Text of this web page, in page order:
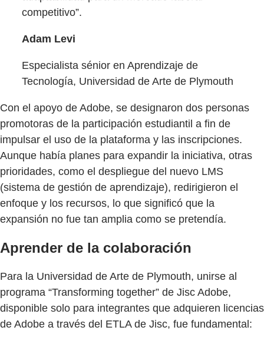
competitivo”.
Adam Levi
Especialista sénior en Aprendizaje de
Tecnología, Universidad de Arte de Plymouth
Con el apoyo de Adobe, se designaron dos personas
promotoras de la participación estudiantil a fin de
impulsar el uso de la plataforma y las inscripciones.
Aunque había planes para expandir la iniciativa, otras
prioridades, como el despliegue del nuevo LMS
(sistema de gestión de aprendizaje), redirigieron el
enfoque y los recursos, lo que significó que la
expansión no fue tan amplia como se pretendía.
Aprender de la colaboración
Para la Universidad de Arte de Plymouth, unirse al
programa “Transforming together” de Jisc Adobe,
disponible solo para integrantes que adquieren licencias
de Adobe a través del ETLA de Jisc, fue fundamental: